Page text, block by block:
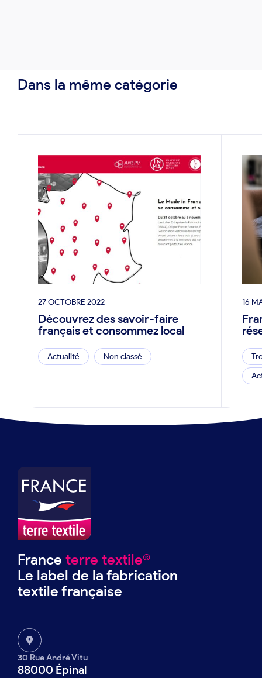
Dans la même catégorie
27 OCTOBRE 2022
Découvrez des savoir-faire
français et consommez local
Actualité Non classé
16
France terre textile®
Le label de la fabrication
textile française
30 Rue André Vitu
88000 Épinal